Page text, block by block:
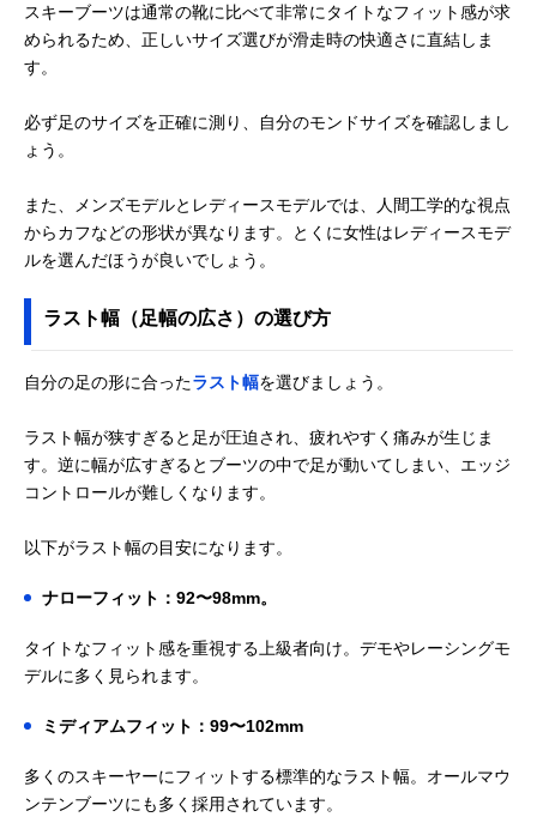
スキーブーツは通常の靴に比べて非常にタイトなフィット感が求
められるため、正しいサイズ選びが滑走時の快適さに直結しま
す。
必ず足のサイズを正確に測り、自分のモンドサイズを確認しまし
ょう。
また、メンズモデルとレディースモデルでは、人間工学的な視点
からカフなどの形状が異なります。とくに女性はレディースモデ
ルを選んだほうが良いでしょう。
ラスト幅（足幅の広さ）の選び方
自分の足の形に合ったラスト幅を選びましょう。
ラスト幅が狭すぎると足が圧迫され、疲れやすく痛みが生じま
す。逆に幅が広すぎるとブーツの中で足が動いてしまい、エッジ
コントロールが難しくなります。
以下がラスト幅の目安になります。
ナローフィット：92〜98mm。
タイトなフィット感を重視する上級者向け。デモやレーシングモ
デルに多く見られます。
ミディアムフィット：99〜102mm
多くのスキーヤーにフィットする標準的なラスト幅。オールマウ
ンテンブーツにも多く採用されています。